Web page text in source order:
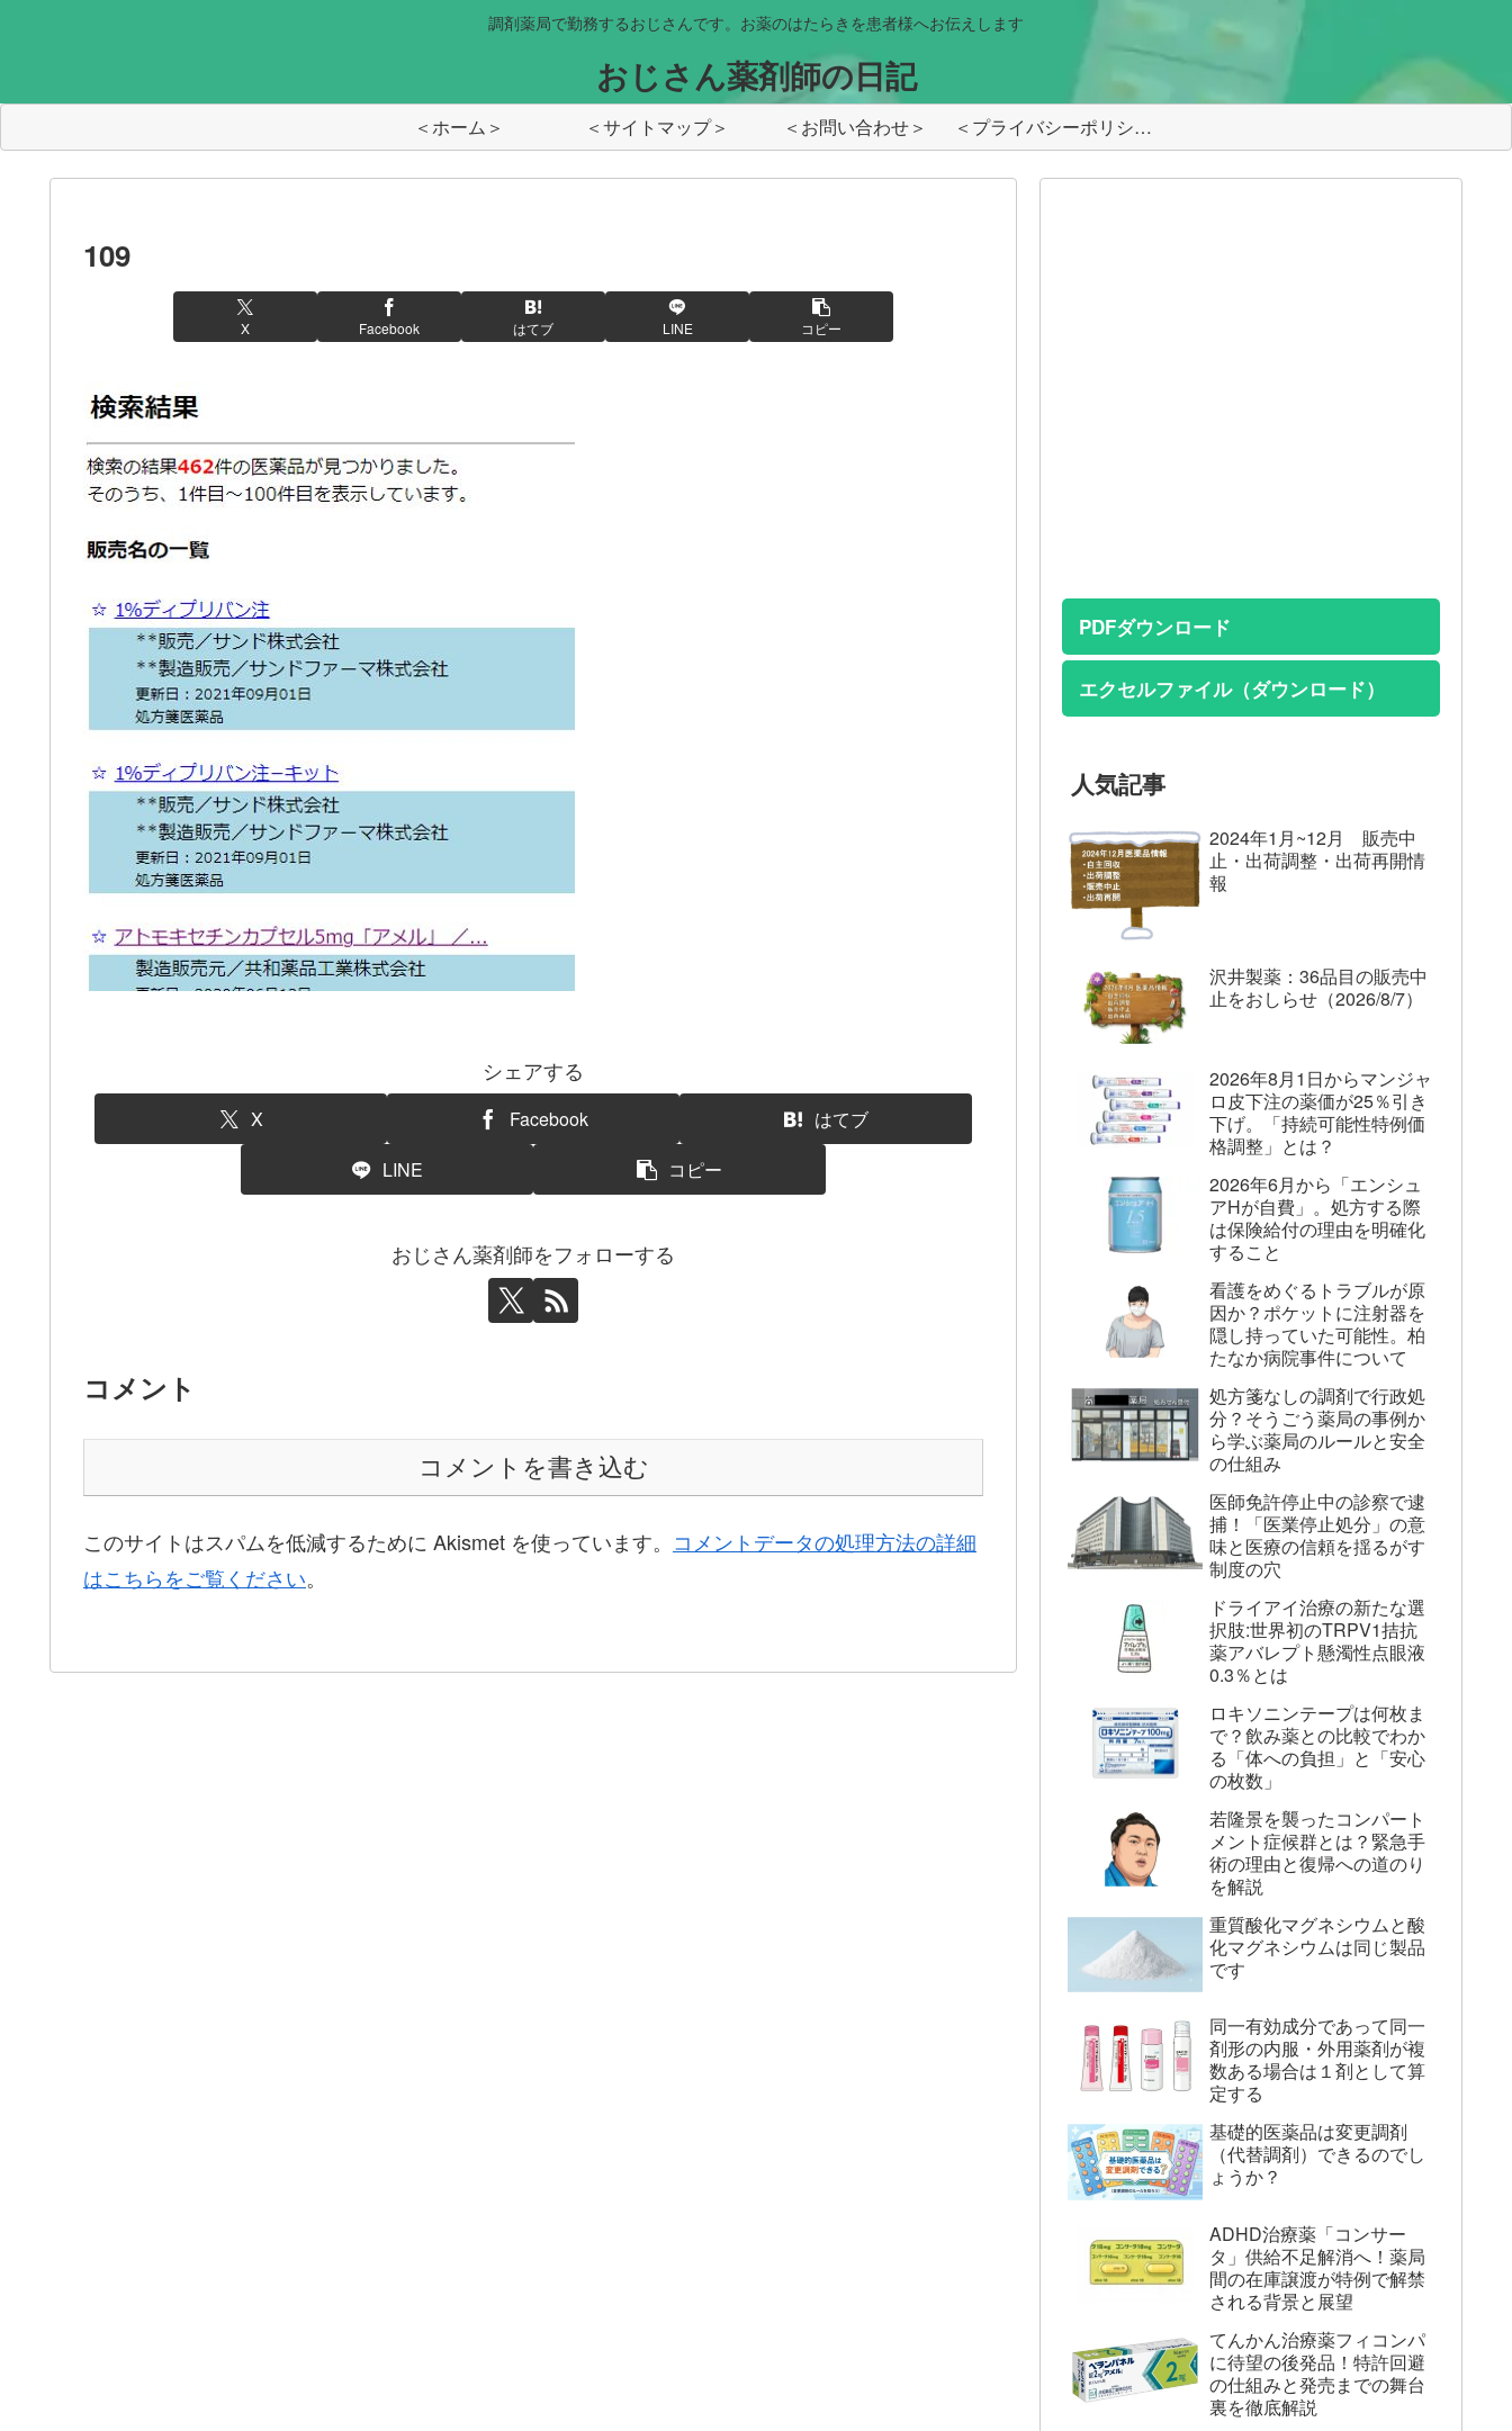
調剤薬局で勤務するおじさんです。お薬のはたらきを患者様へお伝えします
おじさん薬剤師の日記
＜ホーム＞ ＜サイトマップ＞ ＜お問い合わせ＞ ＜プライバシーポリシー＞
109
X Facebook はてブ LINE コピー
シェアする
X Facebook
はてブ
LINE
コピー
おじさん薬剤師をフォローする
コメント
コメントを書き込む
このサイトはスパムを低減するために Akismet を使っています。 コメントデータの処理方法の詳細
はこちらをご覧ください。
PDFダウンロード
エクセルファイル（ダウンロード）
人気記事
2024年1月~12月 販売中
止・出荷調整・出荷再開情
報
沢井製薬：36品目の販売中
止をおしらせ（2026/8/7）
2026年8月1日からマンジャ
ロ皮下注の薬価が25％引き
下げ。「持続可能性特例価
格調整」とは？
2026年6月から「エンシュ
アHが自費」。処方する際
は保険給付の理由を明確化
すること
看護をめぐるトラブルが原
因か？ポケットに注射器を
隠し持っていた可能性。柏
たなか病院事件について
処方箋なしの調剤で行政処
分？そうごう薬局の事例か
ら学ぶ薬局のルールと安全
の仕組み
医師免許停止中の診察で逮
捕！「医業停止処分」の意
味と医療の信頼を揺るがす
制度の穴
ドライアイ治療の新たな選
択肢:世界初のTRPV1拮抗
薬アバレプト懸濁性点眼液
0.3％とは
ロキソニンテープは何枚ま
で？飲み薬との比較でわか
る「体への負担」と「安心
の枚数」
若隆景を襲ったコンパート
メント症候群とは？緊急手
術の理由と復帰への道のり
を解説
重質酸化マグネシウムと酸
化マグネシウムは同じ製品
です
同一有効成分であって同一
剤形の内服・外用薬剤が複
数ある場合は１剤として算
定する
基礎的医薬品は変更調剤
（代替調剤）できるのでし
ょうか？
ADHD治療薬「コンサー
タ」供給不足解消へ！薬局
間の在庫譲渡が特例で解禁
される背景と展望
てんかん治療薬フィコンパ
に待望の後発品！特許回避
の仕組みと発売までの舞台
裏を徹底解説